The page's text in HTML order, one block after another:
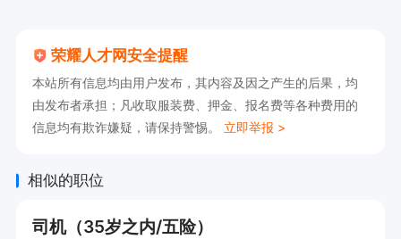
工作时间：灵活安排，可根据自身情况自由接单。
荣耀人才网安全提醒
本站所有信息均由用户发布，其内容及因之产生的后果，均
由发布者承担；凡收取服装费、押金、报名费等各种费用的
信息均有欺诈嫌疑，请保持警惕。 立即举报 >
相似的职位
司机（35岁之内/五险）